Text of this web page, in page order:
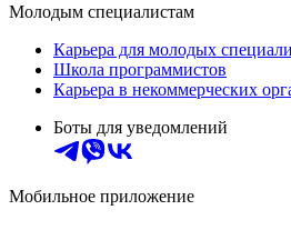
Молодым специалистам
Карьера для молодых
Школа программистов
Карьера в некоммерческих
Боты для уведомлений
Мобильное приложение